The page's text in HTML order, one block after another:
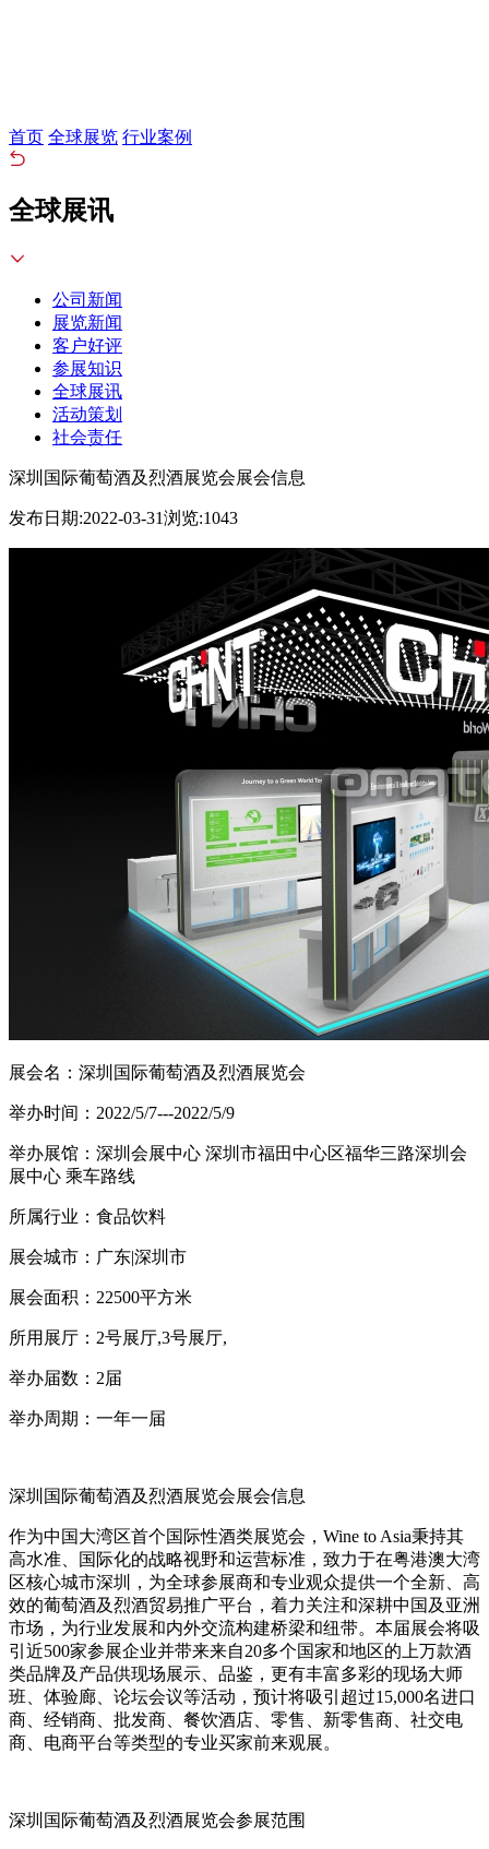
首页 全球展览 行业案例
全球展讯
公司新闻
展览新闻
客户好评
参展知识
全球展讯
活动策划
社会责任
深圳国际葡萄酒及烈酒展览会展会信息
发布日期:2022-03-31浏览:1043
展会名：深圳国际葡萄酒及烈酒展览会
举办时间：2022/5/7---2022/5/9
举办展馆：深圳会展中心 深圳市福田中心区福华三路深圳会
展中心 乘车路线
所属行业：食品饮料
展会城市：广东|深圳市
展会面积：22500平方米
所用展厅：2号展厅,3号展厅,
举办届数：2届
举办周期：一年一届
深圳国际葡萄酒及烈酒展览会展会信息
作为中国大湾区首个国际性酒类展览会，Wine to Asia秉持其
高水准、国际化的战略视野和运营标准，致力于在粤港澳大湾
区核心城市深圳，为全球参展商和专业观众提供一个全新、高
效的葡萄酒及烈酒贸易推广平台，着力关注和深耕中国及亚洲
市场，为行业发展和内外交流构建桥梁和纽带。本届展会将吸
引近500家参展企业并带来来自20多个国家和地区的上万款酒
类品牌及产品供现场展示、品鉴，更有丰富多彩的现场大师
班、体验廊、论坛会议等活动，预计将吸引超过15,000名进口
商、经销商、批发商、餐饮酒店、零售、新零售商、社交电
商、电商平台等类型的专业买家前来观展。
深圳国际葡萄酒及烈酒展览会参展范围